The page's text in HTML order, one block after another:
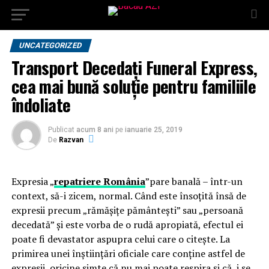
UNCATEGORIZED
Transport Decedați Funeral Express,
cea mai bună soluție pentru familiile
îndoliate
Publicat acum 8 ani pe ianuarie 25, 2019
De Razvan
Expresia „repatriere România”pare banală – într-un
context, să-i zicem, normal. Când este însoțită însă de
expresii precum „rămășițe pământești” sau „persoană
decedată” și este vorba de o rudă apropiată, efectul ei
poate fi devastator aspupra celui care o citește. La
primirea unei înștiințări oficiale care conține astfel de